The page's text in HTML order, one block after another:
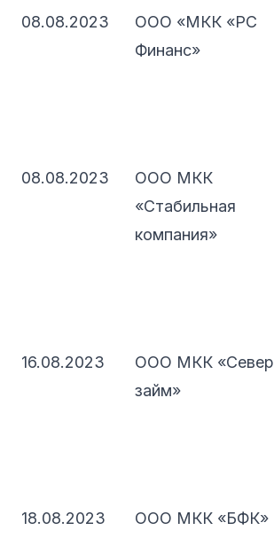
08.08.2023
ООО «МКК «РС
Финанс»
08.08.2023
ООО МКК
«Стабильная
компания»
16.08.2023
ООО МКК «Север
займ»
18.08.2023 ООО МКК «БФК»